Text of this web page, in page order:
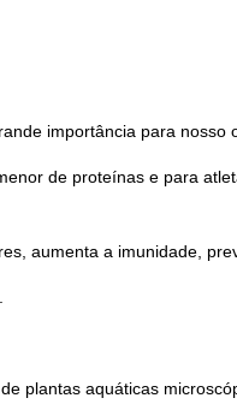
importância para nosso
de proteínas e para
aumenta a imunidade,
plantas aquáticas